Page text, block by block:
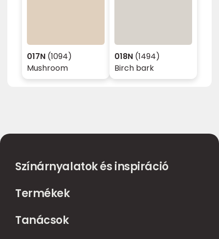
017N (1094)
Mushroom
018N (1494)
Birch bark
Színárnyalatok és inspiráció
Termékek
Tanácsok